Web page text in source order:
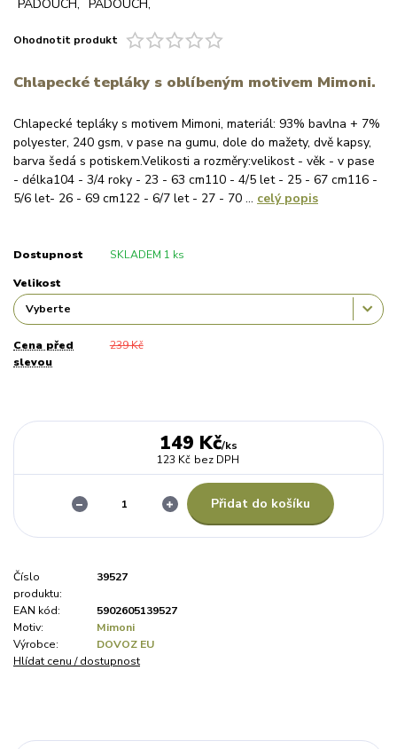
Ohodnotit produkt
Chlapecké tepláky s oblíbeným motivem Mimoni.
Chlapecké tepláky s motivem Mimoni, materiál: 93% bavlna + 7%
polyester, 240 gsm, v pase na gumu, dole do mažety, dvě kapsy,
barva šedá s potiskem.Velikosti a rozměry:velikost - věk - v pase
- délka104 - 3/4 roky - 23 - 63 cm110 - 4/5 let - 25 - 67 cm116 -
5/6 let- 26 - 69 cm122 - 6/7 let - 27 - 70 ... celý popis
Dostupnost SKLADEM 1 ks
Velikost
Cena před
slevou
239 Kč
149 Kč/ks
123 Kč bez DPH
Přidat do košíku
Číslo
produktu:
39527
EAN kód:
5902605139527
Motiv:
Mimoni
Výrobce:
DOVOZ EU
Hlídat cenu / dostupnost